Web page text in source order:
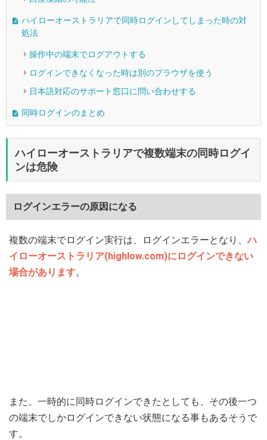
ハイローオーストラリアで同時ログインしてしまった時の対
処法
操作中の端末でログアウトする
ログインできなくなった時は別のプラウザを使う
日本語対応のサポート窓口に問い合わせする
同時ログインのまとめ
ハイローオーストラリアで複数端末の同時ログイ
ンは危険
ログインエラーの原因になる
複数の端末でログイン実行は、ログインエラーとなり、ハ
イローオーストラリア(highlow.com)にログインできない
場合があります。
また、一時的に同時ログインできたとしても、その後一つ
の端末でしかログインできない状態になる事もあるそうで
す。